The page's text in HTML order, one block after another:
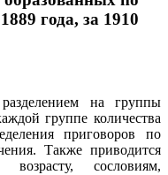
года, за 1910
на группы
группе количества
приговоров по
Также приводится
сословиям,